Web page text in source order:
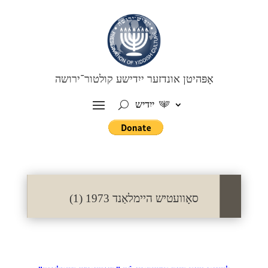
אָפּהיטן אונדזער ייִדישע קולטור־ירושה
ייִדיש
סאָוועטיש היימלאַנד 1973 (1)